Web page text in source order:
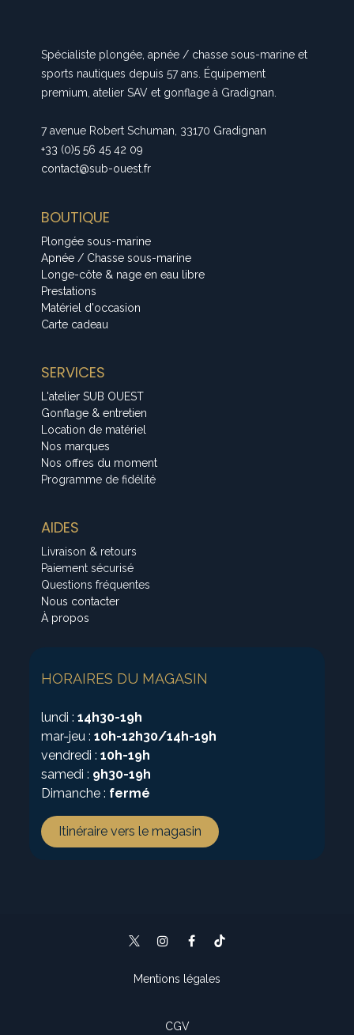
Spécialiste plongée, apnée / chasse sous-marine et
sports nautiques depuis 57 ans. Équipement
premium, atelier SAV et gonflage à Gradignan.
7 avenue Robert Schuman, 33170 Gradignan
+33 (0)5 56 45 42 09
contact@sub-ouest.fr
BOUTIQUE
Plongée sous-marine
Apnée / Chasse sous-marine
Longe-côte & nage en eau libre
Prestations
Matériel d'occasion
Carte cadeau
SERVICES
L'atelier SUB OUEST
Gonflage & entretien
Location de matériel
Nos marques
Nos offres du moment
Programme de fidélité
AIDES
Livraison & retours
Paiement sécurisé
Questions fréquentes
Nous contacter
À propos
HORAIRES DU MAGASIN
lundi :14h30-19h
mar-jeu :10h-12h30/14h-19h
vendredi :10h-19h
samedi : 9h30-19h
Dimanche : fermé
Itinéraire vers le magasin
Mentions légales
CGV